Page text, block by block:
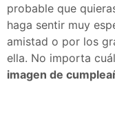
probable que
haga sentir muy
amistad o por los
ella. No importa
imagen de